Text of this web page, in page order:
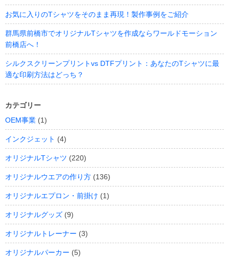
お気に入りのTシャツをそのまま再現！製作事例をご紹介
群馬県前橋市でオリジナルTシャツを作成ならワールドモーション
前橋店へ！
シルクスクリーンプリントvs DTFプリント：あなたのTシャツに最
適な印刷方法はどっち？
カテゴリー
OEM事業 (1)
インクジェット (4)
オリジナルTシャツ (220)
オリジナルウエアの作り方 (136)
オリジナルエプロン・前掛け (1)
オリジナルグッズ (9)
オリジナルトレーナー (3)
オリジナルパーカー (5)